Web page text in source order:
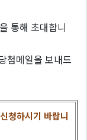
통해 초대합니
첨메일을 보내드
청하시기 바랍니